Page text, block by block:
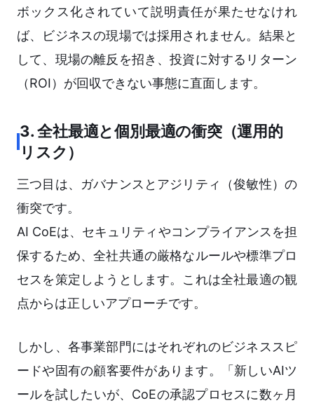
ボックス化されていて説明責任が果たせなけれ
ば、ビジネスの現場では採用されません。結果と
して、現場の離反を招き、投資に対するリターン
（ROI）が回収できない事態に直面します。
3. 全社最適と個別最適の衝突（運用的
リスク）
三つ目は、ガバナンスとアジリティ（俊敏性）の
衝突です。
AI CoEは、セキュリティやコンプライアンスを担
保するため、全社共通の厳格なルールや標準プロ
セスを策定しようとします。これは全社最適の観
点からは正しいアプローチです。
しかし、各事業部門にはそれぞれのビジネススピ
ードや固有の顧客要件があります。「新しいAIツ
ールを試したいが、CoEの承認プロセスに数ヶ月